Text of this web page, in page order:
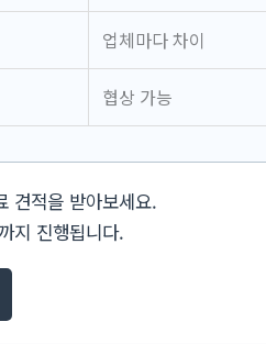
업체마다 차이
협상 가능
견적을 받아보세요.
지 진행됩니다.